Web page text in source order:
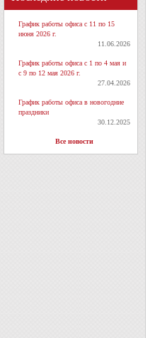
График работы офиса с 11 по 15
июня 2026 г.
11.06.2026
График работы офиса с 1 по 4 мая и
с 9 по 12 мая 2026 г.
27.04.2026
График работы офиса в новогодние
праздники
30.12.2025
Все новости